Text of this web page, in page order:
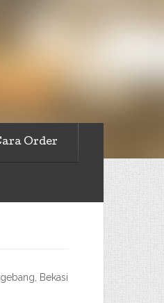
Order
Bekasi